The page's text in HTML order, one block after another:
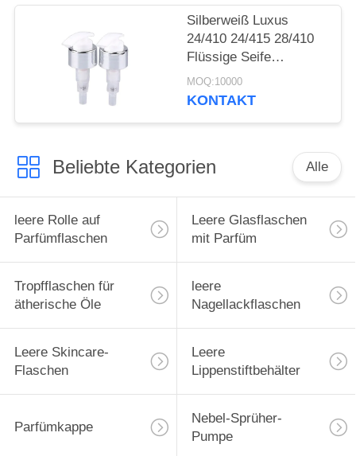
Silberweiß Luxus
24/410 24/415 28/410
Flüssige Seife
Kunststoff Aluminium
Creme Lotion Pumpe
MOQ:10000
KONTAKT
Beliebte Kategorien Alle
leere Rolle auf
Parfümflaschen
Leere Glasflaschen
mit Parfüm
Tropfflaschen für
ätherische Öle
leere
Nagellackflaschen
Leere Skincare-
Flaschen
Leere
Lippenstiftbehälter
Parfümkappe
Nebel-Sprüher-
Pumpe